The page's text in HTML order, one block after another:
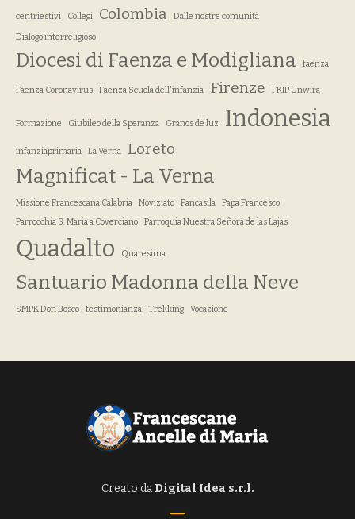
centriestivi Collegi Colombia
Dalle nostre comunità
Dialogo interreligioso
Diocesi di Faenza e Modigliana faenza
Faenza Coronavirus Faenza Scuola dell'infanzia Firenze FKIP Unwira
Formazione Giubileo della Speranza Granos de luz Indonesia
infanziaprimaria La Verna Loreto
Magnificat - La Verna
Missione Francescana Calabria Noviziato Pancasila
Papa Francesco
Parrocchia S. Maria a Coverciano
Parroquia Nuestra Señora de las Lajas
Quadalto Quaresima
Santuario Madonna della Neve
SMPK Don Bosco testimonianza Trekking Vocazione
Creato da Digital Idea s.r.l.